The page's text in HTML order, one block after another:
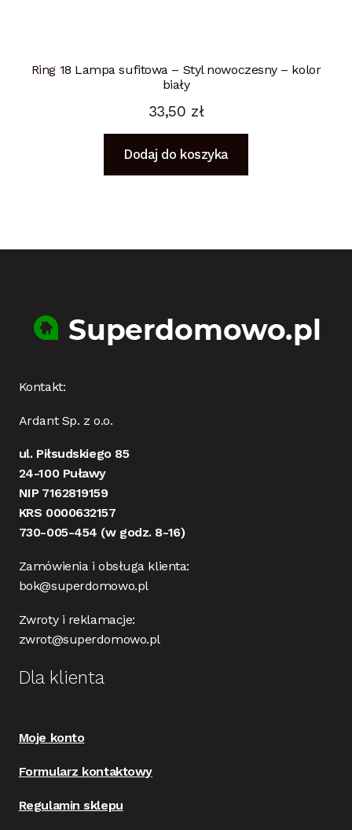
Ring 18 Lampa sufitowa – Styl nowoczesny – kolor
biały
33,50 zł
Dodaj do koszyka
Kontakt:
Ardant Sp. z o.o.
ul. Piłsudskiego 85
24-100 Puławy
NIP 7162819159
KRS 0000632157
730-005-454 (w godz. 8-16)
Zamówienia i obsługa klienta:
bok@superdomowo.pl
Zwroty i reklamacje:
zwrot@superdomowo.pl
Dla klienta
Moje konto
Formularz kontaktowy
Regulamin sklepu